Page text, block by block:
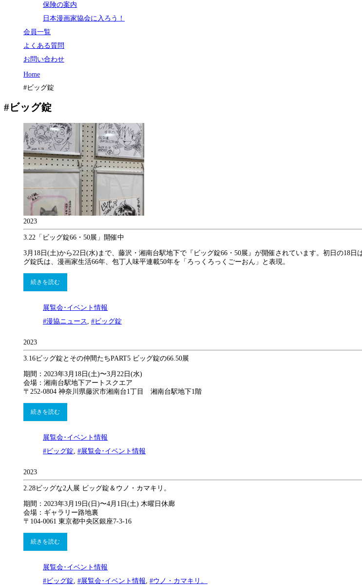
保険の案内
日本漫画家協会に入ろう！
会員一覧
よくある質問
お問い合わせ
Home
#ビッグ錠
#ビッグ錠
2023
3.22 「ビッグ錠66・50展」開催中
3月18日(土)から22日(水)まで、藤沢・湘南台駅地下で『ビッグ錠66・50展』が開催されています。初日の18
グ錠氏は、漫画家生活66年、包丁人味平連載50年を「ろっくろっくごーおん」と表現。
続きを読む
展覧会･イベント情報
#漫協ニュース
#ビッグ錠
2023
3.16ビッグ錠とその仲間たちPART5 ビッグ錠の66.50展
期間：2023年3月18日(土)〜3月22日(水)
会場：湘南台駅地下アートスクエア
〒252-0804 神奈川県藤沢市湘南台1丁目 湘南台駅地下1階
続きを読む
展覧会･イベント情報
#ビッグ錠 #展覧会･イベント情報
2023
2.28ビッグな2人展 ビッグ錠＆ウノ・カマキリ。
期間：2023年3月19日(日)〜4月1日(土) 木曜日休廊
会場：ギャラリー路地裏
〒104-0061 東京都中央区銀座7-3-16
続きを読む
展覧会･イベント情報
#ビッグ錠 #展覧会･イベント情報 #ウノ・カマキリ。